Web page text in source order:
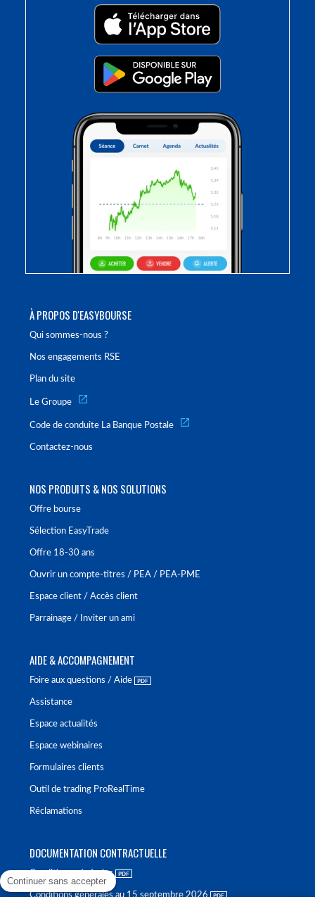
À PROPOS D'EASYBOURSE
Qui sommes-nous ?
Nos engagements RSE
Plan du site
Le Groupe
Code de conduite La Banque Postale
Contactez-nous
NOS PRODUITS & NOS SOLUTIONS
Offre bourse
Sélection EasyTrade
Offre 18-30 ans
Ouvrir un compte-titres / PEA / PEA-PME
Espace client / Accès client
Parrainage / Inviter un ami
AIDE & ACCOMPAGNEMENT
Foire aux questions / Aide
Assistance
Espace actualités
Espace webinaires
Formulaires clients
Outil de trading ProRealTime
Réclamations
DOCUMENTATION CONTRACTUELLE
Conditions générales
Conditions générales au 15 septembre 2026
Continuer sans accepter